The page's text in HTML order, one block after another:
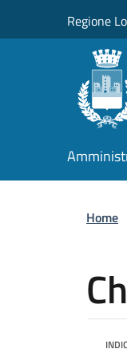
Regione
Home